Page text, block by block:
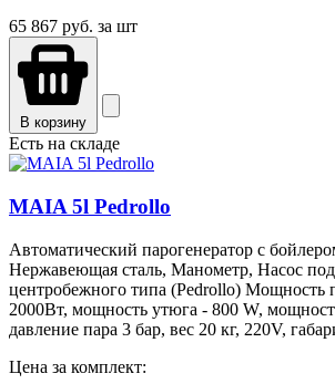
65 867 руб. за шт
В корзину
Есть на складе
MAIA 5l Pedrollo
Автоматический парогенератор с
Нержавеющая сталь, Манометр, Насос
центробежного типа (Pedrollo) Мощность
2000Вт, мощность утюга - 800 W,
давление пара 3 бар, вес 20 кг, 220V,
Цена за комплект: